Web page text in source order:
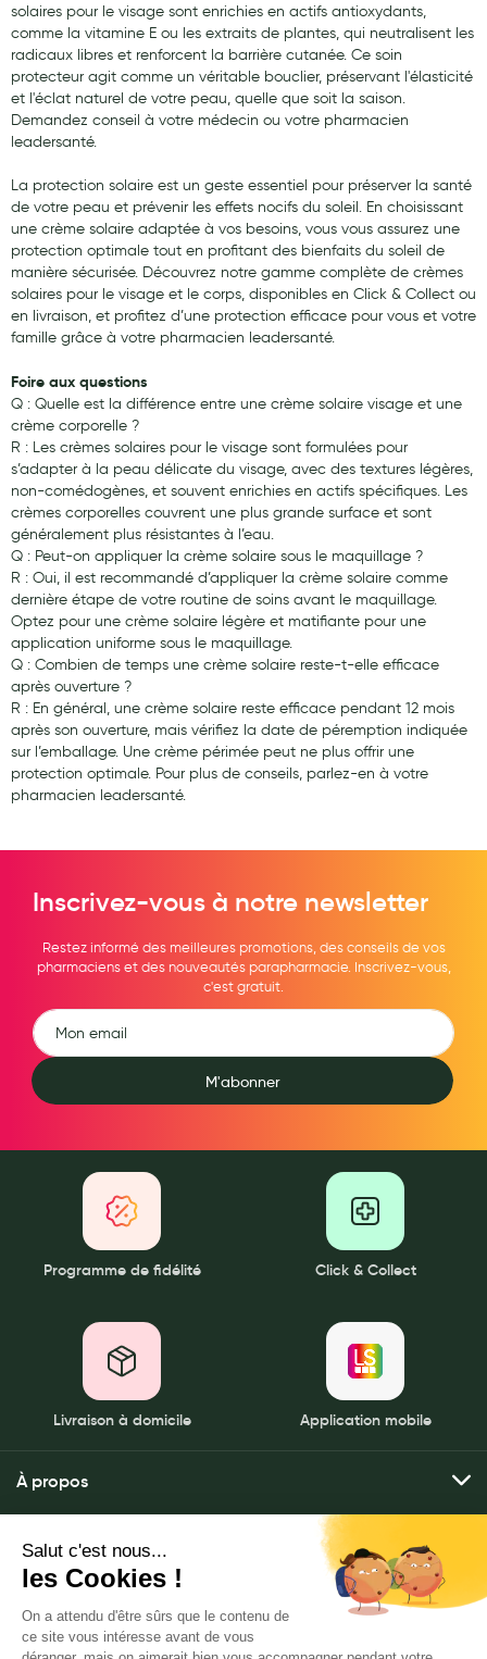
solaires pour le visage sont enrichies en actifs antioxydants,
comme la vitamine E ou les extraits de plantes, qui neutralisent les
radicaux libres et renforcent la barrière cutanée. Ce soin
protecteur agit comme un véritable bouclier, préservant l'élasticité
et l'éclat naturel de votre peau, quelle que soit la saison.
Demandez conseil à votre médecin ou votre pharmacien
leadersanté.
La protection solaire est un geste essentiel pour préserver la santé
de votre peau et prévenir les effets nocifs du soleil. En choisissant
une crème solaire adaptée à vos besoins, vous vous assurez une
protection optimale tout en profitant des bienfaits du soleil de
manière sécurisée. Découvrez notre gamme complète de crèmes
solaires pour le visage et le corps, disponibles en Click & Collect ou
en livraison, et profitez d’une protection efficace pour vous et votre
famille grâce à votre pharmacien leadersanté.
Foire aux questions
Q : Quelle est la différence entre une crème solaire visage et une
crème corporelle ?
R : Les crèmes solaires pour le visage sont formulées pour
s’adapter à la peau délicate du visage, avec des textures légères,
non-comédogènes, et souvent enrichies en actifs spécifiques. Les
crèmes corporelles couvrent une plus grande surface et sont
généralement plus résistantes à l’eau.
Q : Peut-on appliquer la crème solaire sous le maquillage ?
R : Oui, il est recommandé d’appliquer la crème solaire comme
dernière étape de votre routine de soins avant le maquillage.
Optez pour une crème solaire légère et matifiante pour une
application uniforme sous le maquillage.
Q : Combien de temps une crème solaire reste-t-elle efficace
après ouverture ?
R : En général, une crème solaire reste efficace pendant 12 mois
après son ouverture, mais vérifiez la date de péremption indiquée
sur l’emballage. Une crème périmée peut ne plus offrir une
protection optimale. Pour plus de conseils, parlez-en à votre
pharmacien leadersanté.
Inscrivez-vous à notre newsletter
Restez informé des meilleures promotions, des conseils de vos
pharmaciens et des nouveautés parapharmacie. Inscrivez-vous,
c'est gratuit.
M'abonner
Programme de fidélité Click & Collect
Livraison à domicile Application mobile
À propos
Qui sommes-nous ?
Nos pharmacies
Mentions légales
Politique de gestion des données personnelles
CGU
Mes services
Envoyer mes ordonnances
Commander mes produits
Livraison à domicile
LeaderSanté, 82 bis rue Thiers